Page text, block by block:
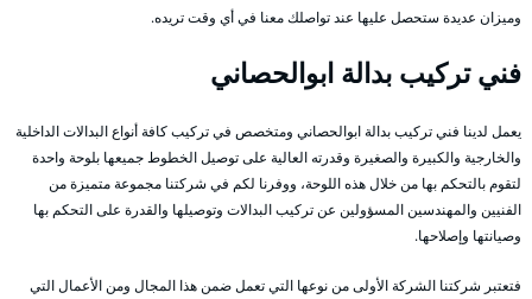
وميزان عديدة ستحصل عليها عند تواصلك معنا في أي وقت تريده.
فني تركيب بدالة ابوالحصاني
يعمل لدينا فني تركيب بدالة ابوالحصاني ومتخصص في تركيب كافة أنواع البدالات الداخلية
والخارجية والكبيرة والصغيرة وقدرته العالية على توصيل الخطوط جميعها بلوحة واحدة
لتقوم بالتحكم بها من خلال هذه اللوحة، ووفرنا لكم في شركتنا مجموعة متميزة من
الفنيين والمهندسين المسؤولين عن تركيب البدالات وتوصيلها والقدرة على التحكم بها
وصيانتها وإصلاحها.
فتعتبر شركتنا الشركة الأولى من نوعها التي تعمل ضمن هذا المجال ومن الأعمال التي